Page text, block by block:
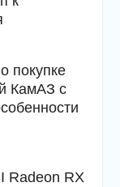
покупке
КамАЗ с
Radeon RX